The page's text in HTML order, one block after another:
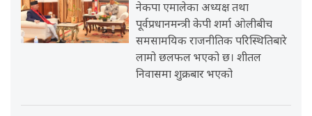
नेकपा एमालेका अध्यक्ष तथा
पूर्वप्रधानमन्त्री केपी शर्मा ओलीबीच
समसामयिक राजनीतिक परिस्थितिबारे
लामो छलफल भएको छ। शीतल
निवासमा शुक्रबार भएको